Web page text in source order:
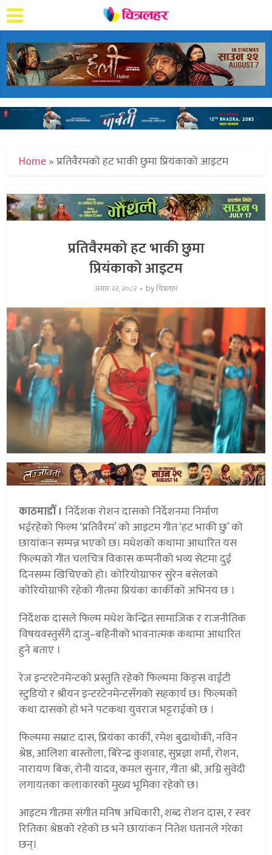
Home»प्रतिवैरमको हट भाकी छुमा प्रियंकाको आइटम
प्रतिवैरमको हट भाकी छुमा
प्रियंकाको आइटम
असार २२, २०८२ byचित्रलहर
काठमाडौँ । निर्देशक रोशन दासको निर्देशनमा निर्माण
भईरहेको फिल्म ‘प्रतिवैरम’ को आइटम गीत ‘हट भाकी छु’ को
छायांकन सम्पन्न भएको छ। मधेशको कथामा आधारित यस
फिल्मको गीत चलचित्र विकास कम्पनीको भव्य सेटमा दुई
दिनसम्म खिचिएको हो। कोरियोग्राफर सुरेन बसेलको
कोरियोग्राफी रहेको गीतमा प्रियंका कार्कीको अभिनय छ ।
निर्देशक दासले फिल्म मधेश केन्द्रित सामाजिक र राजनीतिक
विषयवस्तुसँगै दाजु–बहिनीको भावनात्मक कथामा आधारित
हुने बताए ।
रेज इन्टरटेनमेन्टको प्रस्तुति रहेको फिल्ममा किङ्स वाईटी
स्टुडियो र श्रीयन इन्टरटेनमेन्टसँगको सहकार्य छ। फिल्मको
कथा दासको हो भने पटकथा युवराज भट्टराईको छ ।
फिल्ममा सम्राट दास, प्रियंका कार्की, रमेश बुढाथोकी, नविन
श्रेष्ठ, आलिशा बास्तोला, बिरेन्द्र कुशवाह, सुप्रज्ञा शर्मा, रोशन,
नारायण बिक, रोनी यादव, कमल सुनार, गीता श्री, अग्नि सुवेदी
लगायतका कलाकारको मुख्य भूमिका रहेको छ।
आइटम गीतमा संगीत मनिष अधिकारी, शब्द रोशन दास, र स्वर
रितिका श्रेष्ठको रहेको छ भने छायांकन नितेश घतानले गरेका
छन्।